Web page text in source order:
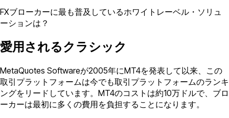
FXブローカーに最も普及しているホワイトレーベル・ソリュ
ーションは？
愛用されるクラシック
MetaQuotes Softwareが2005年にMT4を発表して以来、この
取引プラットフォームは今でも取引プラットフォームのランキ
ングをリードしています。MT4のコストは約10万ドルで、ブロ
ーカーは最初に多くの費用を負担することになります。